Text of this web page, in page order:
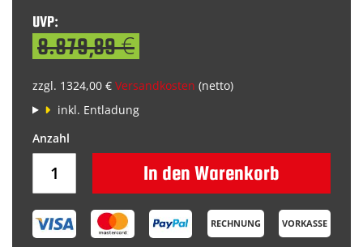
UVP:
8.879,89 €
zzgl. 1324,00 € Versandkosten (netto)
inkl. Entladung
In den Warenkorb
RECHNUNG VORKASSE